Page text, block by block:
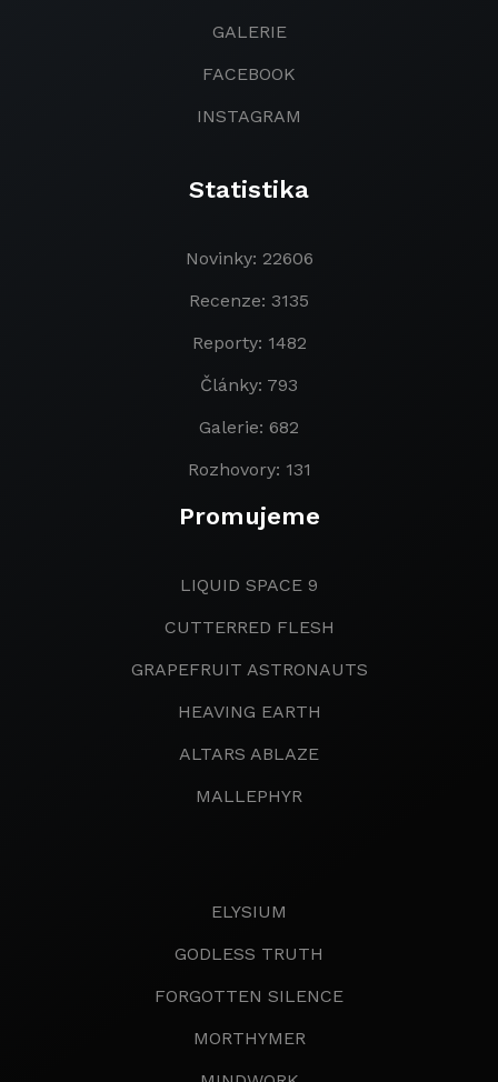
GALERIE
FACEBOOK
INSTAGRAM
Statistika
Novinky: 22606
Recenze: 3135
Reporty: 1482
Články: 793
Galerie: 682
Rozhovory: 131
Promujeme
LIQUID SPACE 9
CUTTERRED FLESH
GRAPEFRUIT ASTRONAUTS
HEAVING EARTH
ALTARS ABLAZE
MALLEPHYR
ELYSIUM
GODLESS TRUTH
FORGOTTEN SILENCE
MORTHYMER